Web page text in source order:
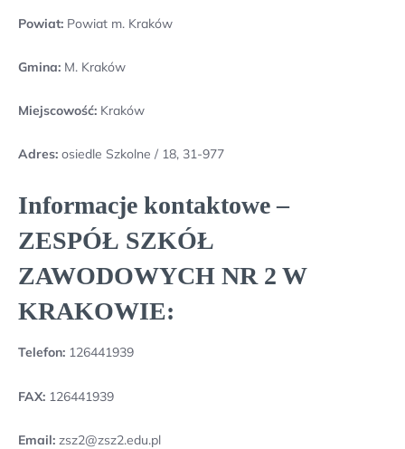
Powiat: Powiat m. Kraków
Gmina: M. Kraków
Miejscowość: Kraków
Adres: osiedle Szkolne / 18, 31-977
Informacje kontaktowe –
ZESPÓŁ SZKÓŁ
ZAWODOWYCH NR 2 W
KRAKOWIE:
Telefon: 126441939
FAX: 126441939
Email: zsz2@zsz2.edu.pl